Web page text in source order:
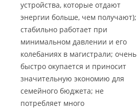
устройства, которые отдают
энергии больше, чем получают);
стабильно работает при
минимальном давлении и его
колебаниях в магистрали; очень
быстро окупается и приносит
значительную экономию для
семейного бюджета; не
потребляет много